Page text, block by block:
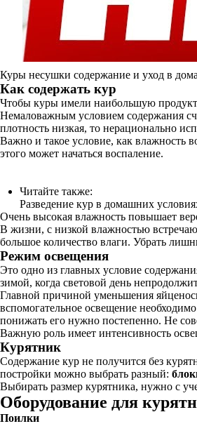
Куры несушки содержание и уход в
Как содержать кур
Чтобы куры имели наибольшую
Немаловажным условием содержания
плотность низкая, то нерационально
Важно и такое условие, как влажность
этого может начаться воспаление.
Читайте также:
Разведение кур в домашних
Очень высокая влажность повышает
В жизни, с низкой влажностью
большое количество влаги. Убрать
Режим освещения
Это одно из главных условие
зимой, когда световой день
Главной причиной уменьшения
вспомогательное освещение
понижать его нужно постепенно. Не
Важную роль имеет интенсивность
Курятник
Содержание кур не получится без
постройки можно выбрать разный:
Выбирать размер курятника, нужно с
Оборудование для
Поилки